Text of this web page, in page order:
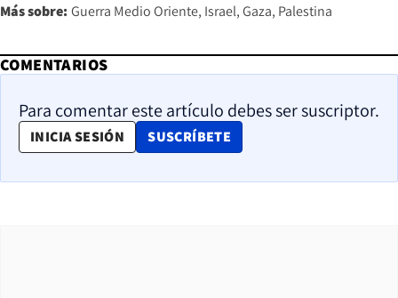
Más sobre: Guerra Medio Oriente Israel Gaza Palestina
COMENTARIOS
Para comentar este artículo debes ser suscriptor.
INICIA SESIÓN SUSCRÍBETE
OPENS IN NEW WINDOW